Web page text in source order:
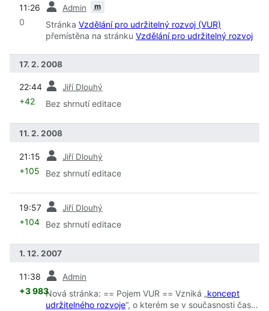
11:26 Admin m
0 Stránka Vzdělání pro udržitelný rozvoj (VUR)
přemístěna na stránku Vzdělání pro udržitelný rozvoj
17. 2. 2008
22:44 Jiří Dlouhý
+42 Bez shrnutí editace
11. 2. 2008
21:15 Jiří Dlouhý
+105 Bez shrnutí editace
19:57 Jiří Dlouhý
+104 Bez shrnutí editace
1. 12. 2007
11:38 Admin
+3 983 Nová stránka: == Pojem VUR == Vzniká „koncept
udržitelného rozvoje“, o kterém se v současnosti často